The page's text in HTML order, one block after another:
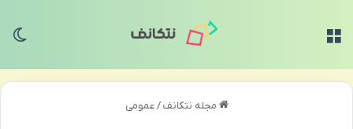
مجله نتکانف / عمومی